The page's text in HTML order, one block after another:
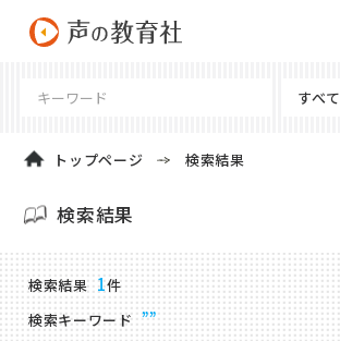
すべて
トップページ 検索結果
検索結果
商品検索結果
検索結果 1件
検索キーワード ””